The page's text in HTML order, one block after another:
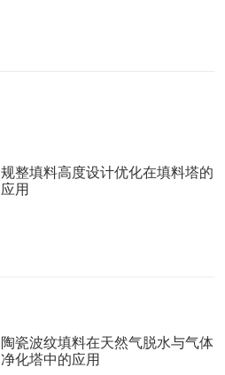
规整填料高度设计优化在填料塔的
应用
陶瓷波纹填料在天然气脱水与气体
净化塔中的应用